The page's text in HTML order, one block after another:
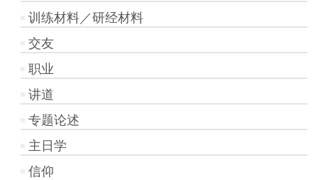
训练材料／研经材料
交友
职业
讲道
专题论述
主日学
信仰